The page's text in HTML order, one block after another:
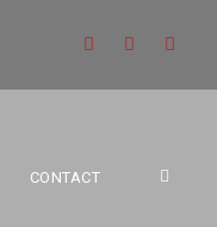
CONTACT